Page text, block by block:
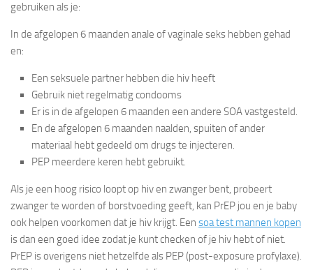
gebruiken als je:
In de afgelopen 6 maanden anale of vaginale seks hebben gehad
en:
Een seksuele partner hebben die hiv heeft
Gebruik niet regelmatig condooms
Er is in de afgelopen 6 maanden een andere SOA vastgesteld.
En de afgelopen 6 maanden naalden, spuiten of ander
materiaal hebt gedeeld om drugs te injecteren.
PEP meerdere keren hebt gebruikt.
Als je een hoog risico loopt op hiv en zwanger bent, probeert
zwanger te worden of borstvoeding geeft, kan PrEP jou en je baby
ook helpen voorkomen dat je hiv krijgt. Een soa test mannen kopen
is dan een goed idee zodat je kunt checken of je hiv hebt of niet.
PrEP is overigens niet hetzelfde als PEP (post-exposure profylaxe).